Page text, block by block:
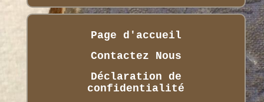
Page d'accueil
Contactez Nous
Déclaration de
confidentialité